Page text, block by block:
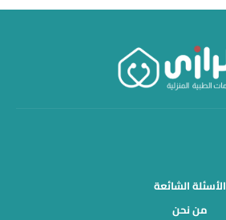
الأسئلة الشائعة
من نحن